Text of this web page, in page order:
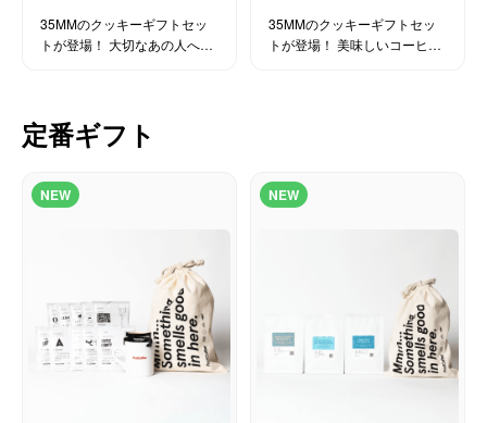
リキッド
卸販売
コーヒーのサブスク
お知らせ
よくある質問
35MMのクッキーギフトセッ
トが登場！ 大切なあの人へ、
35MMのクッキーギフトセッ
トが登場！ 美味しいコーヒー
定番ギフト
NEW NEW